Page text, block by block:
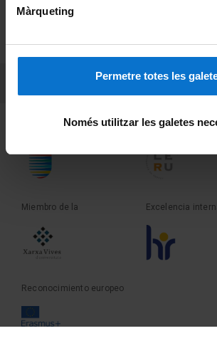
Màrqueting
Permetre totes les
Només utilitzar les galetes
Fundadora de la Miembro de la
Miembro de la Excelencia
Reconocimiento europeo